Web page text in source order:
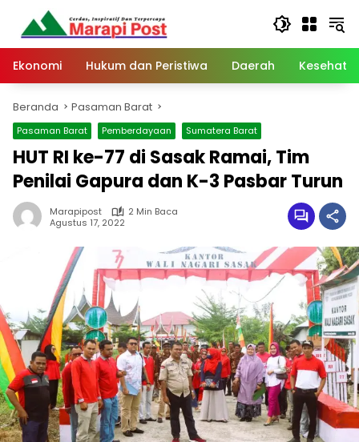
Langsung
konten
Ekonomi
Hukum dan Peristiwa Daerah
Beranda Pasaman Barat
Pasaman Barat Pemberdayaan Sumatera Barat
HUT RI ke-77 di Sasak Ramai, Tim
Penilai Gapura dan K-3 Pasbar Turun
Marapipost
2 Min Baca
Agustus 17, 2022